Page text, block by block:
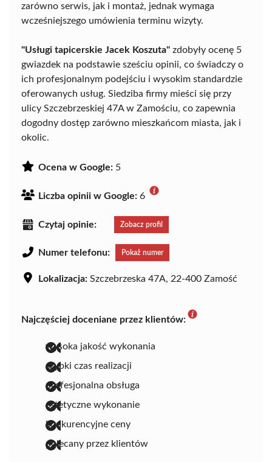
zarówno serwis, jak i montaż, jednak wymaga
wcześniejszego umówienia terminu wizyty.
"Usługi tapicerskie Jacek Koszuta" zdobyły ocenę 5
gwiazdek na podstawie sześciu opinii, co świadczy o
ich profesjonalnym podejściu i wysokim standardzie
oferowanych usług. Siedziba firmy mieści się przy
ulicy Szczebrzeskiej 47A w Zamościu, co zapewnia
dogodny dostęp zarówno mieszkańcom miasta, jak i
okolic.
Ocena w Google: 5
Liczba opinii w Google: 6
Czytaj opinie: Zobacz profil
Numer telefonu: Pokaż numer
Lokalizacja: Szczebrzeska 47A, 22-400 Zamość
Najczęściej doceniane przez klientów:
wysoka jakość wykonania
szybki czas realizacji
profesjonalna obsługa
estetyczne wykonanie
konkurencyjne ceny
polecany przez klientów